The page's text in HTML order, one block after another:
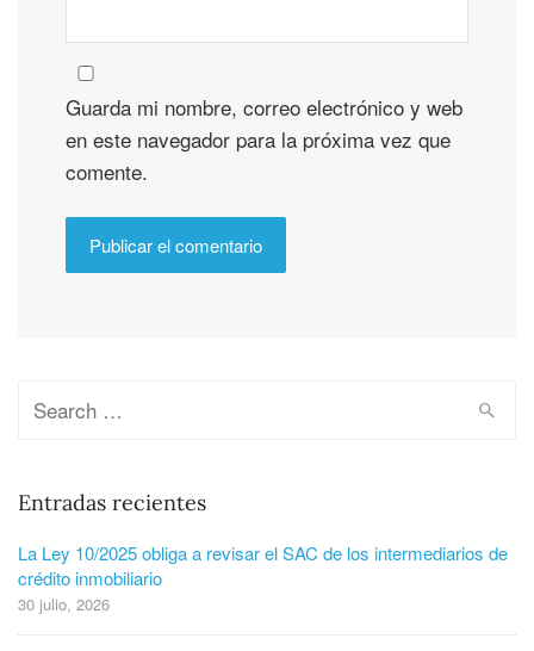
Guarda mi nombre, correo electrónico y web
en este navegador para la próxima vez que
comente.
Entradas recientes
La Ley 10/2025 obliga a revisar el SAC de los intermediarios de
crédito inmobiliario
30 julio, 2026